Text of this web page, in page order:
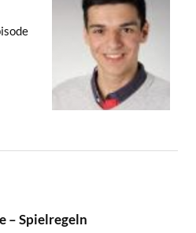
– Spielregeln